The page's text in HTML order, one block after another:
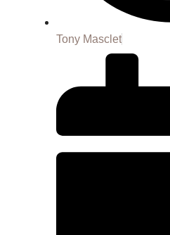
Tony Masclet